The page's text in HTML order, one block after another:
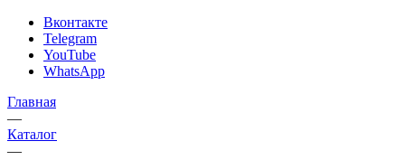
Вконтакте
Telegram
YouTube
WhatsApp
Главная
—
Каталог
—